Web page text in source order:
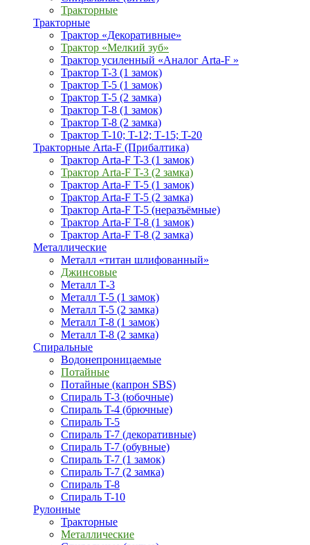
Тракторные
Тракторные
Трактор «Декоративные»
Трактор «Мелкий зуб»
Трактор усиленный «Аналог Arta-F »
Трактор T-3 (1 замок)
Трактор T-5 (1 замок)
Трактор T-5 (2 замка)
Трактор T-8 (1 замок)
Трактор T-8 (2 замка)
Трактор T-10; T-12; Т-15; T-20
Тракторные Arta-F (Прибалтика)
Трактор Arta-F T-3 (1 замок)
Трактор Arta-F T-3 (2 замка)
Трактор Arta-F T-5 (1 замок)
Трактор Arta-F T-5 (2 замка)
Трактор Arta-F T-5 (неразъёмные)
Трактор Arta-F T-8 (1 замок)
Трактор Arta-F T-8 (2 замка)
Металлические
Металл «титан шлифованный»
Джинсовые
Металл Т-3
Металл T-5 (1 замок)
Металл T-5 (2 замка)
Металл T-8 (1 замок)
Металл T-8 (2 замка)
Спиральные
Водонепроницаемые
Потайные
Потайные (капрон SBS)
Спираль T-3 (юбочные)
Спираль T-4 (брючные)
Спираль T-5
Спираль T-7 (декоративные)
Спираль T-7 (обувные)
Спираль T-7 (1 замок)
Спираль T-7 (2 замка)
Спираль T-8
Спираль T-10
Рулонные
Тракторные
Металлические